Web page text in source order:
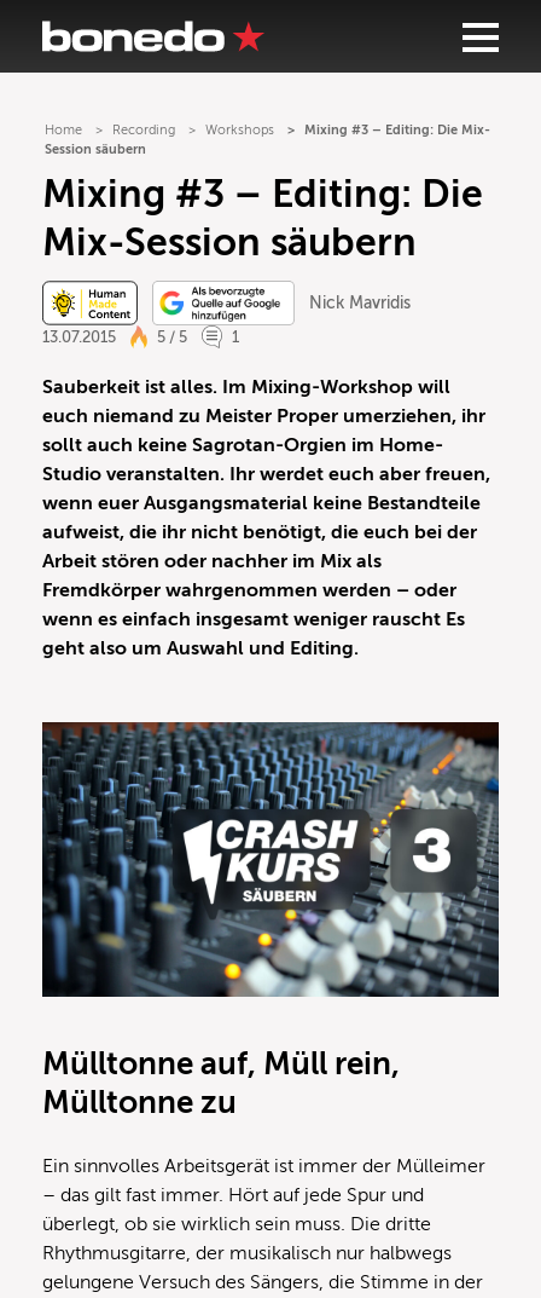
Home Recording Workshops
Mixing #3 – Editing: Die Mix-
Session säubern
Mixing #3 – Editing: Die
Mix-Session säubern
Nick Mavridis
13.07.2015
5 / 5 1
Sauberkeit ist alles. Im Mixing-Workshop will
euch niemand zu Meister Proper umerziehen, ihr
sollt auch keine Sagrotan-Orgien im Home-
Studio veranstalten. Ihr werdet euch aber freuen,
wenn euer Ausgangsmaterial keine Bestandteile
aufweist, die ihr nicht benötigt, die euch bei der
Arbeit stören oder nachher im Mix als
Fremdkörper wahrgenommen werden – oder
wenn es einfach insgesamt weniger rauscht Es
geht also um Auswahl und Editing.
Mülltonne auf, Müll rein,
Mülltonne zu
Ein sinnvolles Arbeitsgerät ist immer der Mülleimer
– das gilt fast immer. Hört auf jede Spur und
überlegt, ob sie wirklich sein muss. Die dritte
Rhythmusgitarre, der musikalisch nur halbwegs
gelungene Versuch des Sängers, die Stimme in der